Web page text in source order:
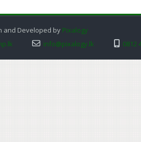
and Developed by Pixalogy
info@pixalogy.lk 0812